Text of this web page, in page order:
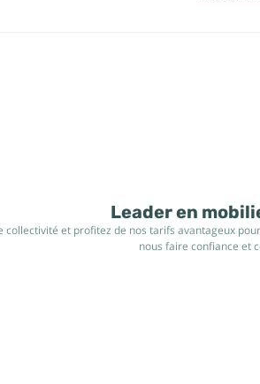
Leader en
collectivité et profitez de nos tarifs avantageux
nous faire confiance et